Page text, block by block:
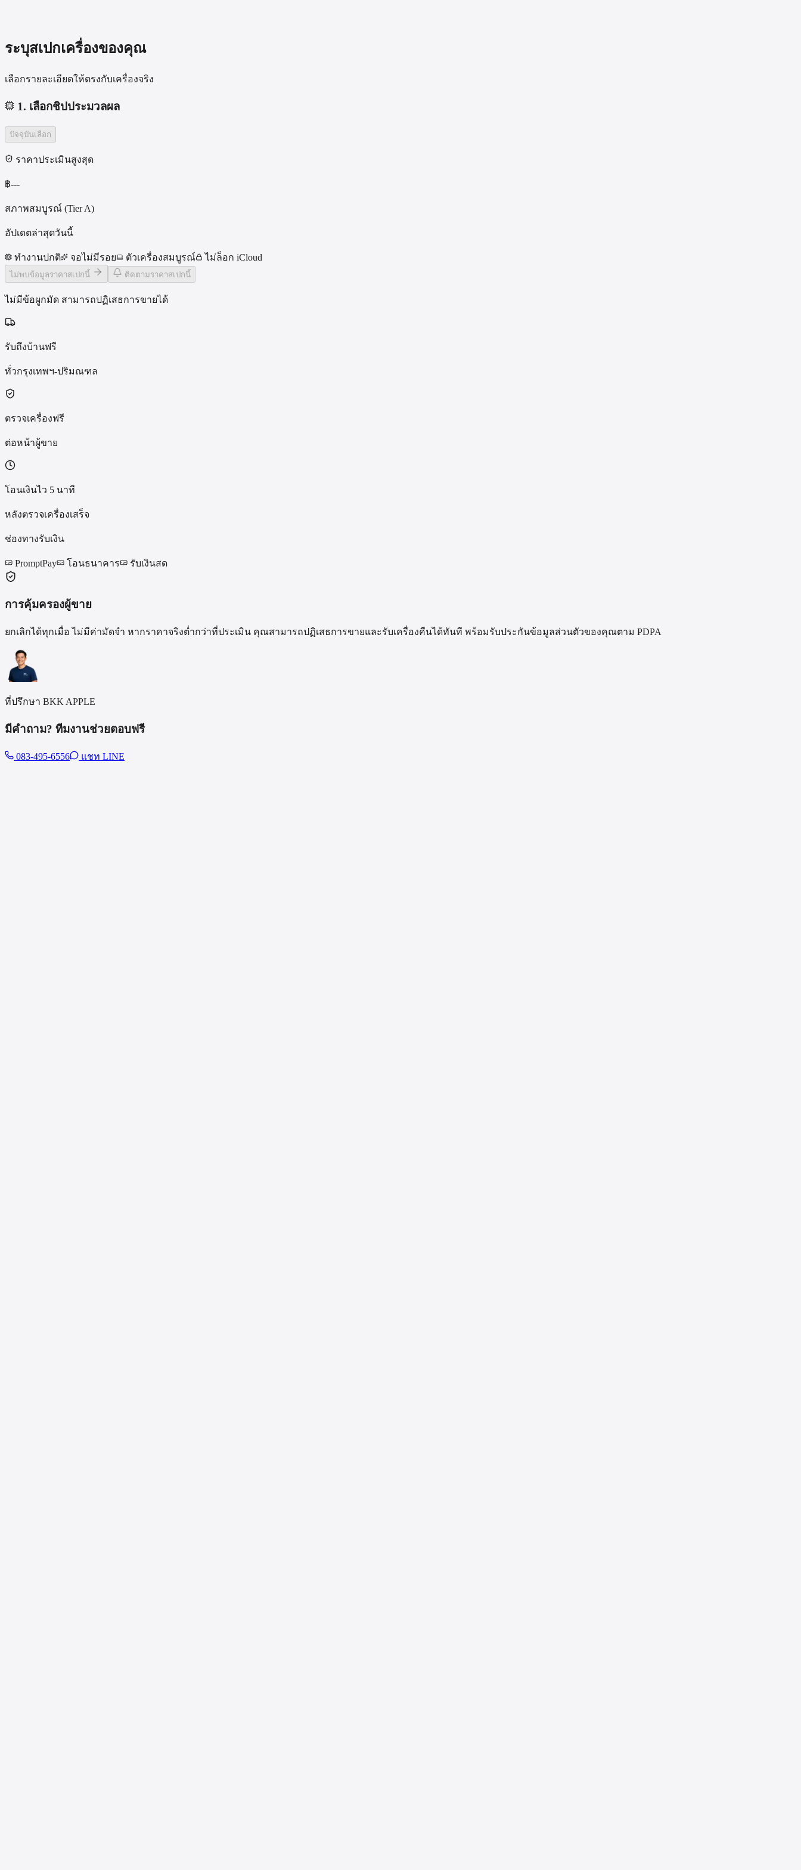
ระบุสเปกเครื่องของคุณ
เลือกรายละเอียดให้ตรงกับเครื่องจริง
1. เลือกชิปประมวลผล
ปัจจุบันเลือก
ราคาประเมินสูงสุด
฿---
สภาพสมบูรณ์ (Tier A)
อัปเดตล่าสุดวันนี้
ทำงานปกติ จอไม่มีรอย ตัวเครื่องสมบูรณ์ ไม่ล็อก iCloud
ไม่พบข้อมูลราคาสเปกนี้ ติดตามราคาสเปกนี้
ไม่มีข้อผูกมัด สามารถปฏิเสธการขายได้
รับถึงบ้านฟรี
ทั่วกรุงเทพฯ-ปริมณฑล
ตรวจเครื่องฟรี
ต่อหน้าผู้ขาย
โอนเงินไว 5 นาที
หลังตรวจเครื่องเสร็จ
ช่องทางรับเงิน
PromptPay โอนธนาคาร รับเงินสด
การคุ้มครองผู้ขาย
ยกเลิกได้ทุกเมื่อ ไม่มีค่ามัดจำ หากราคาจริงต่ำกว่าที่ประเมิน คุณสามารถปฏิเสธการขายและรับเครื่องคืนได้ทันที พร้อมรับประกันข้อมูลส่วนตัวของคุณตาม PDPA
ที่ปรึกษา BKK APPLE
มีคำถาม? ทีมงานช่วยตอบฟรี
083-495-6556 แชท LINE